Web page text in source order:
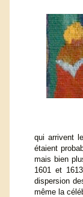
qui arrivent
étaient
mais bien
1601 et
dispersion
même la